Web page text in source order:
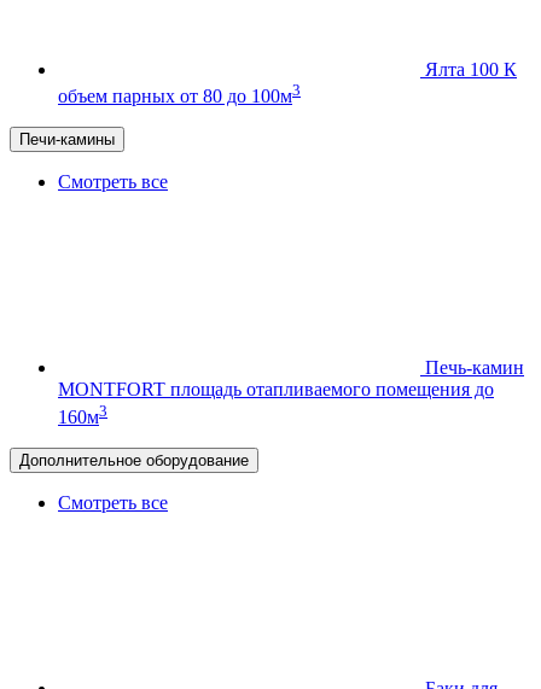
Ялта 100 К
объем парных от 80 до 100м3
Печи-камины
Смотреть все
Печь-камин
MONTFORT площадь отапливаемого помещения до
160м3
Дополнительное оборудование
Смотреть все